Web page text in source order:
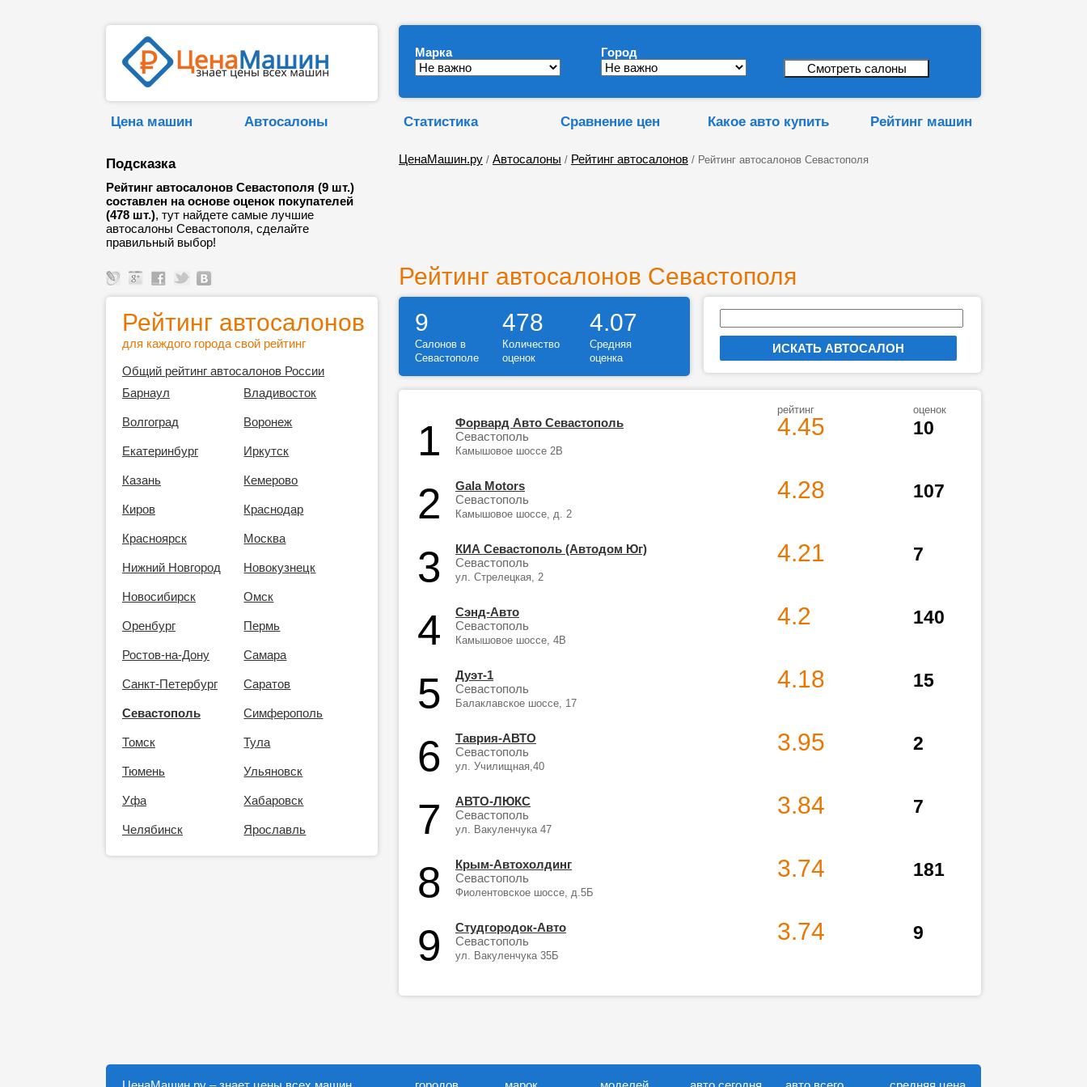
Марка Город
Цена машин Автосалоны Статистика Сравнение цен Какое авто купить Рейтинг машин
Подсказка
Рейтинг автосалонов Севастополя (9 шт.)
составлен на основе оценок покупателей
(478 шт.), тут найдете самые лучшие
автосалоны Севастополя, сделайте
правильный выбор!
ЦенаМашин.ру / Автосалоны / Рейтинг автосалонов / Рейтинг автосалонов Севастополя
Рейтинг автосалонов Севастополя
Рейтинг автосалонов
для каждого города свой рейтинг
Общий рейтинг автосалонов России
Барнаул
Владивосток
Волгоград Воронеж
Екатеринбург Иркутск
Казань Кемерово
Киров Краснодар
Красноярск Москва
Нижний Новгород Новокузнецк
Новосибирск Омск
Оренбург Пермь
Ростов-на-Дону Самара
Санкт-Петербург Саратов
Севастополь Симферополь
Томск Тула
Тюмень Ульяновск
Уфа Хабаровск
Челябинск Ярославль
9 478 4.07
Салонов в
Севастополе
Количество
оценок
Средняя
оценка
рейтинг оценок
1
Форвард Авто Севастополь
Севастополь
Камышовое шоссе 2В
4.45 10
2
Gala Motors
Севастополь
Камышовое шоссе, д. 2
4.28 107
3
КИА Севастополь (Автодом Юг)
Севастополь
ул. Стрелецкая, 2
4.21 7
4
Сэнд-Авто
Севастополь
Камышовое шоссе, 4В
4.2 140
5
Дуэт-1
Севастополь
Балаклавское шоссе, 17
4.18 15
6
Таврия-АВТО
Севастополь
ул. Училищная,40
3.95 2
7
АВТО-ЛЮКC
Севастополь
ул. Вакуленчука 47
3.84 7
8
Крым-Автохолдинг
Севастополь
Фиолентовское шоссе, д.5Б
3.74 181
9
Студгородок-Авто
Севастополь
ул. Вакуленчука 35Б
3.74 9